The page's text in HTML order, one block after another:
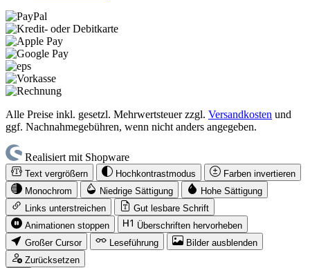
Alle Preise inkl. gesetzl. Mehrwertsteuer zzgl. Versandkosten und
ggf. Nachnahmegebühren, wenn nicht anders angegeben.
Realisiert mit Shopware
Text vergrößern Hochkontrastmodus
Farben invertieren
Monochrom
Niedrige Sättigung
Hohe Sättigung
Links unterstreichen
Gut lesbare Schrift
Animationen stoppen
Überschriften hervorheben
Großer Cursor
Leseführung
Bilder ausblenden
Zurücksetzen